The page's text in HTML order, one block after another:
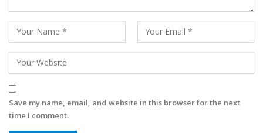
Save my name, email, and website in this browser for the next
time I comment.